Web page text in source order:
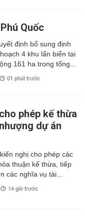
Quốc
định bổ sung định
4 khu lấn biển tại
161 ha trong tổng...
01 phút trước
phép kế thừa
dự án
nghị cho phép các
thuận kế thừa, tiếp
các nghĩa vụ tài...
14 giờ trước